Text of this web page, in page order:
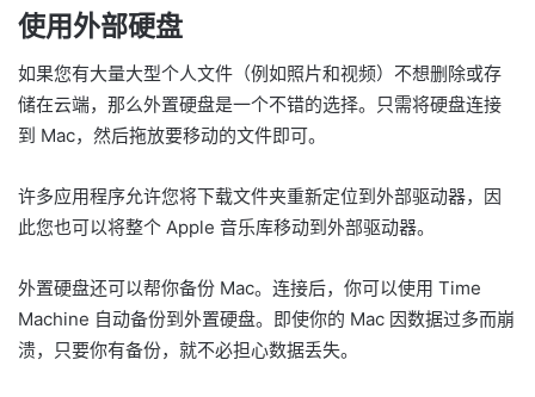
使用外部硬盘
如果您有大量大型个人文件（例如照片和视频）不想删除或存
储在云端，那么外置硬盘是一个不错的选择。只需将硬盘连接
到 Mac，然后拖放要移动的文件即可。
许多应用程序允许您将下载文件夹重新定位到外部驱动器，因
此您也可以将整个 Apple 音乐库移动到外部驱动器。
外置硬盘还可以帮你备份 Mac。连接后，你可以使用 Time
Machine 自动备份到外置硬盘。即使你的 Mac 因数据过多而崩
溃，只要你有备份，就不必担心数据丢失。